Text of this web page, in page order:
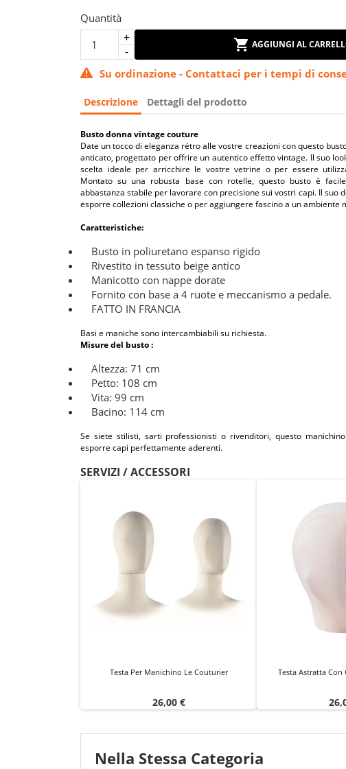
Quantità
AGGIUNGI AL
Su ordinazione - Contattaci per i tempi di
Descrizione Dettagli del prodotto
Busto donna vintage couture
Date un tocco di eleganza rétro alle vostre creazioni con questo
anticato, progettato per offrire un autentico effetto vintage. Il suo
scelta ideale per arricchire le vostre vetrine o per essere
Montato su una robusta base con rotelle, questo busto è
abbastanza stabile per lavorare con precisione sui vostri capi. Il suo
esporre collezioni classiche o per aggiungere fascino a un ambiente
Caratteristiche:
Busto in poliuretano espanso rigido
Rivestito in tessuto beige antico
Manicotto con nappe dorate
Fornito con base a 4 ruote e meccanismo a pedale.
FATTO IN FRANCIA
Basi e maniche sono intercambiabili su richiesta.
Misure del busto :
Altezza: 71 cm
Petto: 108 cm
Vita: 99 cm
Bacino: 114 cm
Se siete stilisti, sarti professionisti o rivenditori, questo
esporre capi perfettamente aderenti.
SERVIZI / ACCESSORI
Testa Per Manichino Le Couturier
Prezzo
26,00 €
Testa Astratta Con
Nella Stessa Categoria